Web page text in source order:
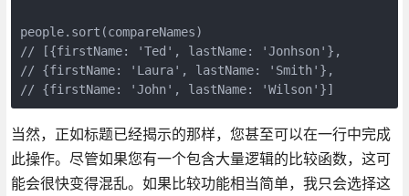
people.sort(compareNames)
// [{firstName: 'Ted', lastName: 'Jonhson'},
// {firstName: 'Laura', lastName: 'Smith'},
// {firstName: 'John', lastName: 'Wilson'}]
当然，正如标题已经揭示的那样，您甚至可以在一行中完成
此操作。尽管如果您有一个包含大量逻辑的比较函数，这可
能会很快变得混乱。如果比较功能相当简单，我只会选择这